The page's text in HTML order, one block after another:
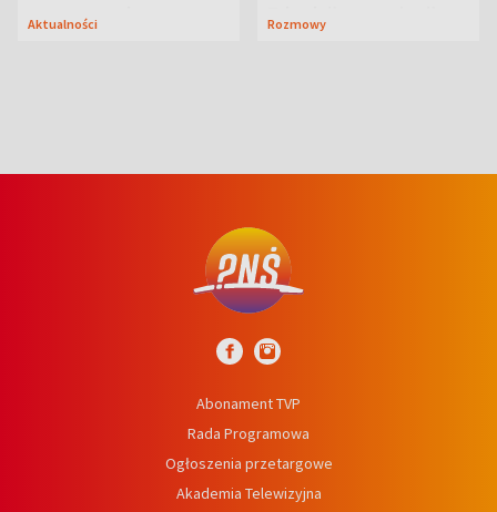
wypoczynek
Aktualności
Zdradził, co zmienił
Rozmowy
Abonament TVP
Rada Programowa
Ogłoszenia przetargowe
Akademia Telewizyjna